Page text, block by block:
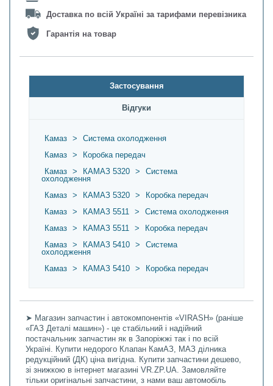
Доставка по всій Україні за тарифами перевізника
Гарантія на товар
Застосування
Відгуки
Камаз >
Система охолодження
Камаз
>
Коробка передач
Камаз
> КАМАЗ 5320 >
Система
охолодження
Камаз
> КАМАЗ 5320 >
Коробка передач
Камаз
> КАМАЗ 5511 >
Система охолодження
Камаз
> КАМАЗ 5511 >
Коробка передач
Камаз
> КАМАЗ 5410 >
Система
охолодження
Камаз
> КАМАЗ 5410 > Коробка передач
➤ Магазин запчастин і автокомпонентів «VIRASH» (раніше
«ГАЗ Деталі машин») - це стабільний і надійний
постачальник запчастин як в Запоріжжі так і по всій
Україні. Купити недорого Клапан КамАЗ, МАЗ ділника
редукційний (ДК) ціна вигідна. Купити запчастини дешево,
зі знижкою в інтернет магазині VR.ZP.UA. Замовляйте
тільки оригінальні запчастини, з нами ваш автомобіль